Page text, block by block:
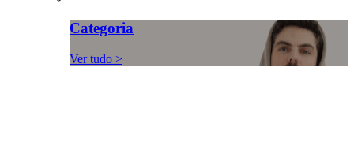
Categoria
Ver tudo >